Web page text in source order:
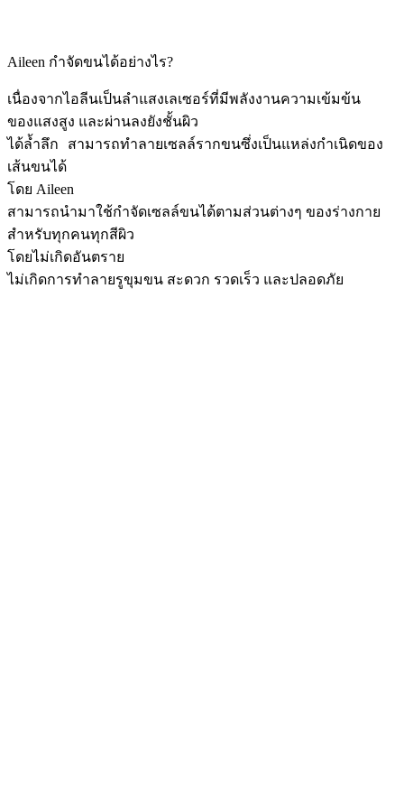
Aileen กำจัดขนได้อย่างไร?
เนื่องจากไอลีนเป็นลำแสงเลเซอร์ที่มีพลังงานความเข้มข้น
ของแสงสูง และผ่านลงยังชั้นผิว
ได้ล้ำลึก สามารถทำลายเซลล์รากขนซึ่งเป็นแหล่งกำเนิดของ
เส้นขนได้
โดย Aileen
สามารถนำมาใช้กำจัดเซลล์ขนได้ตามส่วนต่างๆ ของร่างกาย
สำหรับทุกคนทุกสีผิว
โดยไม่เกิดอันตราย
ไม่เกิดการทำลายรูขุมขน สะดวก รวดเร็ว และปลอดภัย